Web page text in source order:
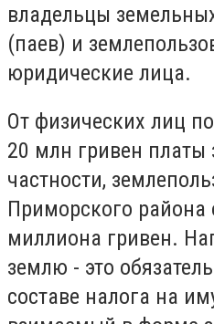
владельцы
(паев) и
юридические лица.
От физических лиц
20 млн гривен платы
частности,
Приморского района
миллиона гривен.
землю - это
составе налога на